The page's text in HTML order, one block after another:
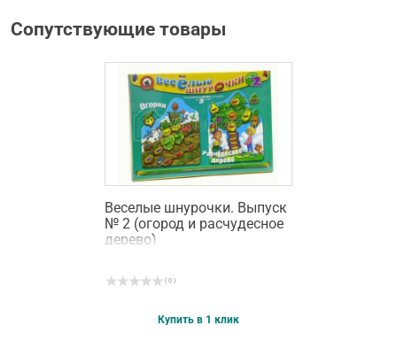
Сопутствующие товары
Веселые шнурочки. Выпуск
№ 2 (огород и расчудесное
дерево)
( 0 )
Купить в 1 клик